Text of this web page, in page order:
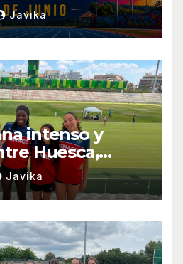
Javika
intenso y
Huesca,
para el
Fraga
Javika